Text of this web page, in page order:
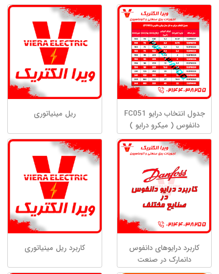
جدول انتخاب درایو FC051
دانفوس ( میکرو درایو )
ریل مینیاتوری
کاربرد درایوهای دانفوس
دانمارک در صنعت
کاربرد ریل مینیاتوری